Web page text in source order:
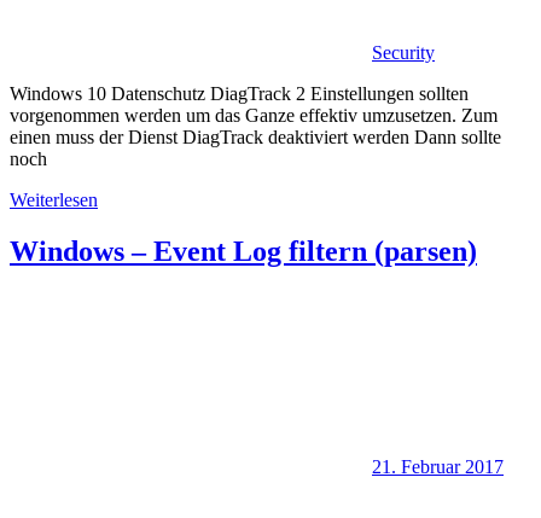
Security
Windows 10 Datenschutz DiagTrack 2 Einstellungen sollten
vorgenommen werden um das Ganze effektiv umzusetzen. Zum
einen muss der Dienst DiagTrack deaktiviert werden Dann sollte
noch
Weiterlesen
Windows – Event Log filtern (parsen)
21. Februar 2017